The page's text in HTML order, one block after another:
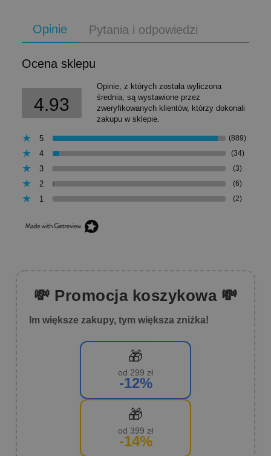
Opinie Pytania i odpowiedzi
Ocena sklepu
4.93
Opinie, z których została wyliczona
średnia, są wystawione przez
zweryfikowanych klientów, którzy dokonali
zakupu w sklepie.
5 (889)
4 (34)
3 (3)
2 (6)
1 (2)
💸 Promocja koszykowa 💸
Im większe zakupy, tym większa zniżka!
🎁
od 299 zł
-12%
🎁
od 399 zł
-14%